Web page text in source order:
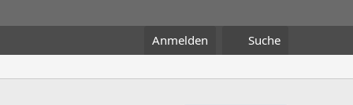
Anmelden Suche